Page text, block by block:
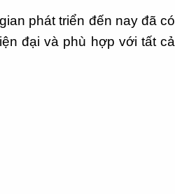
phát triển đến nay đã có
đại và phù hợp với tất cả